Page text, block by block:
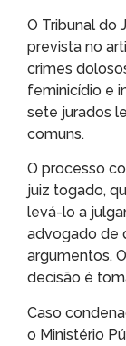
O Tribunal do
prevista no
crimes
feminicídio e
sete jurados
comuns.
O processo
juiz togado,
levá-lo a
advogado de
argumentos.
decisão é
Caso
o Ministério